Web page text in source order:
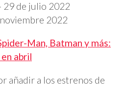
29 de julio 2022
2022
Man, Batman y más:
abril
añadir a los estrenos de